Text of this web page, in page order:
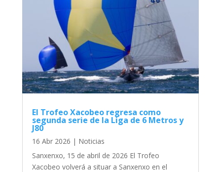
El Trofeo Xacobeo regresa como
segunda serie de la Liga de 6 Metros y
J80
16 Abr 2026 | Noticias
Sanxenxo, 15 de abril de 2026 El Trofeo
Xacobeo volverá a situar a Sanxenxo en el